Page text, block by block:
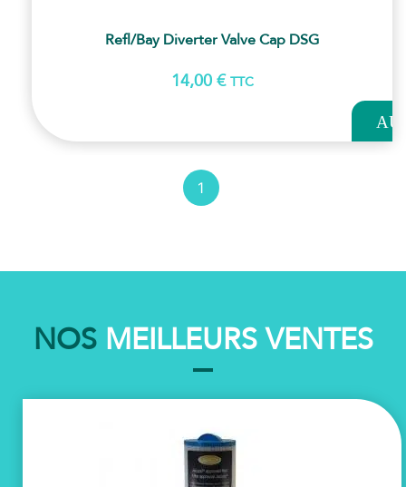
Refl/Bay Diverter Valve Cap DSG
14,00 € TTC
AU
1
NOS MEILLEURS VENTES